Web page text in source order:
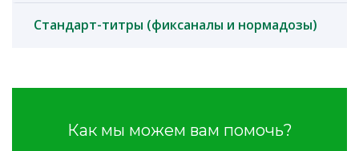
Стандарт-титры (фиксаналы и нормадозы)
Как мы можем вам помочь?